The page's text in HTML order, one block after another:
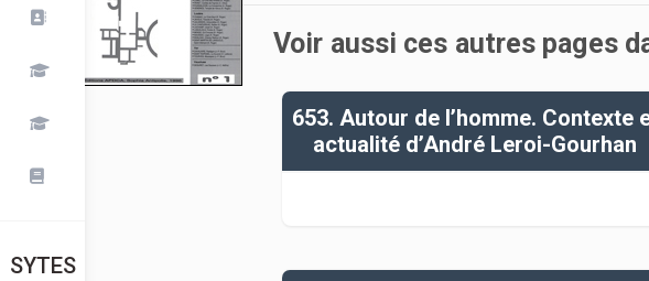
SYTES
Voir aussi ces autres pages
653. Autour de l’homme. Contexte
actualité d’André Leroi-Gourhan